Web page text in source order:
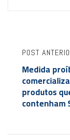
POST
Medida
produtos
contenham